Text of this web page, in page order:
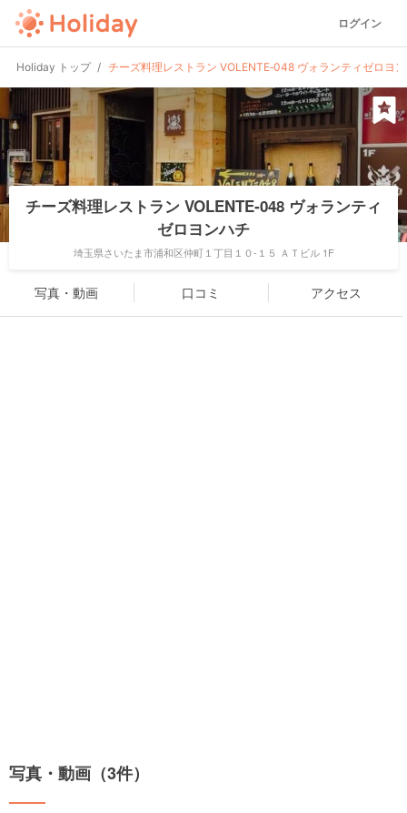
ログイン
Holiday トップ チーズ料理レストラン VOLENTE‐048 ヴォランティゼロヨ
チーズ料理レストラン VOLENTE‐048 ヴォランティ
ゼロヨンハチ
埼玉県さいたま市浦和区仲町１丁目１０-１５ ＡＴビル 1F
写真・動画 口コミ アクセス
写真・動画（3件）